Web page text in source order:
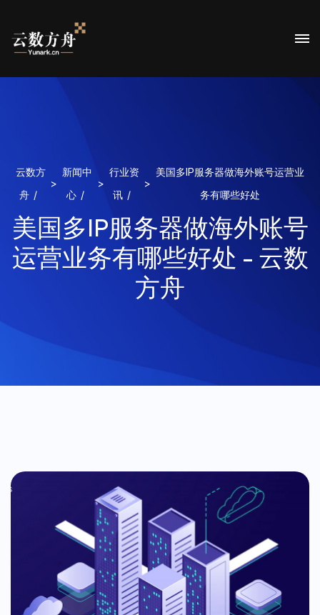
云数方
舟
>
新闻中
心
>
行业资
讯
>
美国多IP服务器做海外账号运营业
务有哪些好处
美国多IP服务器做海外账号
运营业务有哪些好处 - 云数
方舟